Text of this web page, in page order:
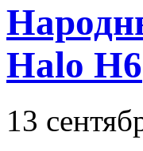
Halo H6
13